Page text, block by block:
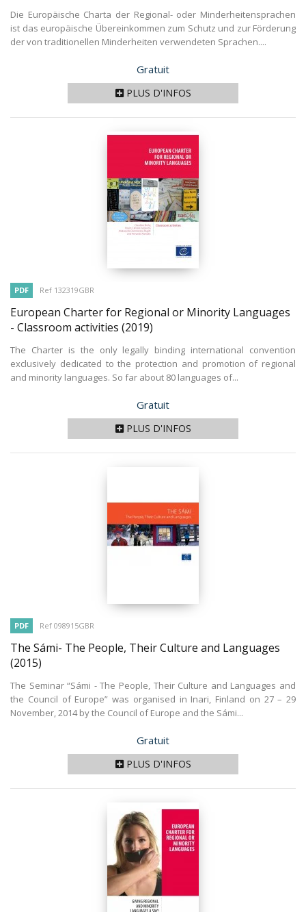
Die Europäische Charta der Regional- oder Minderheitensprachen
ist das europäische Übereinkommen zum Schutz und zur Förderung
der von traditionellen Minderheiten verwendeten Sprachen....
Prix
Gratuit
PLUS D'INFOS
PDF Ref 132319GBR
European Charter for Regional or Minority Languages
- Classroom activities (2019)
The Charter is the only legally binding international convention
exclusively dedicated to the protection and promotion of regional
and minority languages. So far about 80 languages of...
Prix
Gratuit
PLUS D'INFOS
PDF Ref 098915GBR
The Sámi- The People, Their Culture and Languages
(2015)
The Seminar “Sámi - The People, Their Culture and Languages and
the Council of Europe” was organised in Inari, Finland on 27 – 29
November, 2014 by the Council of Europe and the Sámi...
Prix
Gratuit
PLUS D'INFOS